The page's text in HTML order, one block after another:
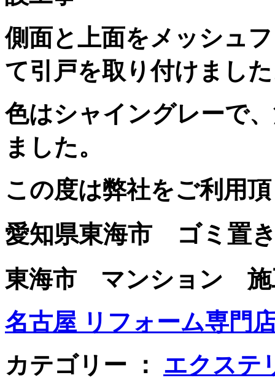
側面と上面をメッシュ
て引戸を取り付けまし
色はシャイングレーで
ました。
この度は弊社をご利用
愛知県東海市 ゴミ置
東海市 マンション 施
名古屋 リフォーム専門
カテゴリー ： エクステ